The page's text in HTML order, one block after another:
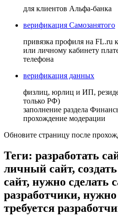
для клиентов Альфа-банка
верификация Самозанятого
привязка профиля на
или личному кабинету
телефона
верификация данных
физлиц, юрлиц и ИП,
только РФ)
заполнение раздела
прохождение модерации
Обновите страницу после
Теги: разработать
личный сайт,
сайт, нужно сделать
разработчики, нужно
требуется